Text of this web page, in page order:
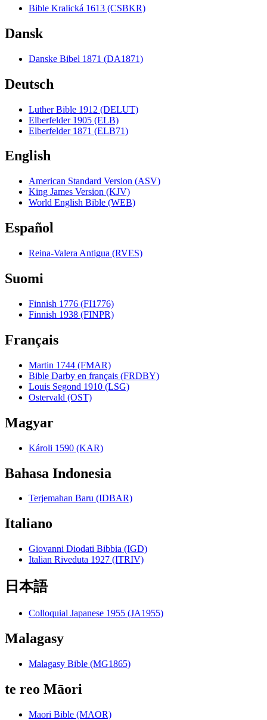
Bible Kralická 1613 (CSBKR)
Dansk
Danske Bibel 1871 (DA1871)
Deutsch
Luther Bible 1912 (DELUT)
Elberfelder 1905 (ELB)
Elberfelder 1871 (ELB71)
English
American Standard Version (ASV)
King James Version (KJV)
World English Bible (WEB)
Español
Reina-Valera Antigua (RVES)
Suomi
Finnish 1776 (FI1776)
Finnish 1938 (FINPR)
Français
Martin 1744 (FMAR)
Bible Darby en français (FRDBY)
Louis Segond 1910 (LSG)
Ostervald (OST)
Magyar
Károli 1590 (KAR)
Bahasa Indonesia
Terjemahan Baru (IDBAR)
Italiano
Giovanni Diodati Bibbia (IGD)
Italian Riveduta 1927 (ITRIV)
日本語
Colloquial Japanese 1955 (JA1955)
Malagasy
Malagasy Bible (MG1865)
te reo Māori
Maori Bible (MAOR)